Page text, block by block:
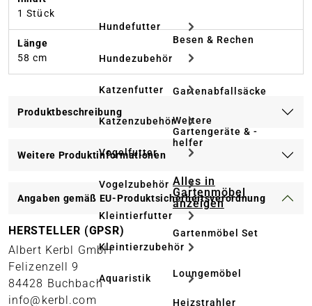
Hundefutter
Hundezubehör
Katzenfutter
Katzenzubehör
Vogelfutter
Vogelzubehör
Kleintierfutter
Kleintierzubehör
Aquaristik
Besen & Rechen
Gartenabfallsäcke
Weitere
Gartengeräte & -
helfer
Alles in
Gartenmöbel
anzeigen
Gartenmöbel Set
Loungemöbel
Heizstrahler
1 Stück
Länge
58 cm
Produktbeschreibung
Weitere Produktinformationen
Angaben gemäß EU-Produktsicherheitsverordnung
HERSTELLER (GPSR)
Albert Kerbl GmbH
Felizenzell 9
84428 Buchbach
info@kerbl.com